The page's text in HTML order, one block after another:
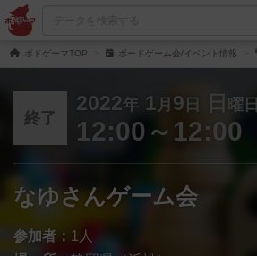
ボドゲーマTOP ボードゲーム会/イベント情報
終了
2022年 1 月 9 日 日 曜日
12:00～12:00
なゆさんゲーム会
参加者： 1人